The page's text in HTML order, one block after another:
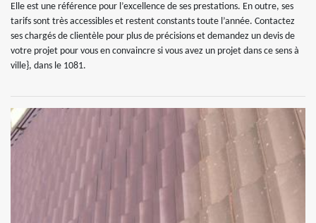
Elle est une référence pour l’excellence de ses prestations. En outre, ses
tarifs sont très accessibles et restent constants toute l’année. Contactez
ses chargés de clientèle pour plus de précisions et demandez un devis de
votre projet pour vous en convaincre si vous avez un projet dans ce sens à
ville}, dans le 1081.